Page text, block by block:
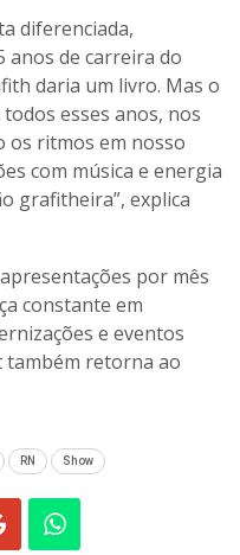
diferenciada,
anos de carreira do
daria um livro. Mas o
esses anos, nos
os ritmos em nosso
com música e energia
grafitheira”, explica
por mês
constante em
e eventos
também retorna ao
RN Show